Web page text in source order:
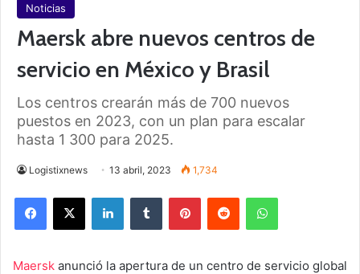
Noticias
Maersk abre nuevos centros de
servicio en México y Brasil
Los centros crearán más de 700 nuevos
puestos en 2023, con un plan para escalar
hasta 1 300 para 2025.
Logistixnews 13 abril, 2023 1,734
Maersk anunció la apertura de un centro de servicio global